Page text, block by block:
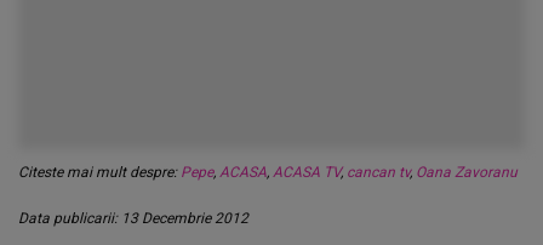
Citeste mai mult despre: Pepe, ACASA, ACASA TV, cancan tv, Oana Zavoranu
Data publicarii: 13 Decembrie 2012